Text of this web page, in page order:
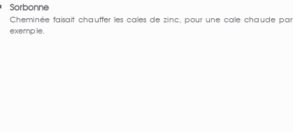
Sorbonne
Cheminée faisait chauffer les cales de zinc, pour une cale chaude par
exemple.